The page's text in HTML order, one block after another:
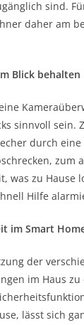
sind.
daher am
Blick behalten
sinnvoll sein.
durch
zum
was zu Hause
Hilfe
im Smart
der
im Haus zu
lässt sich